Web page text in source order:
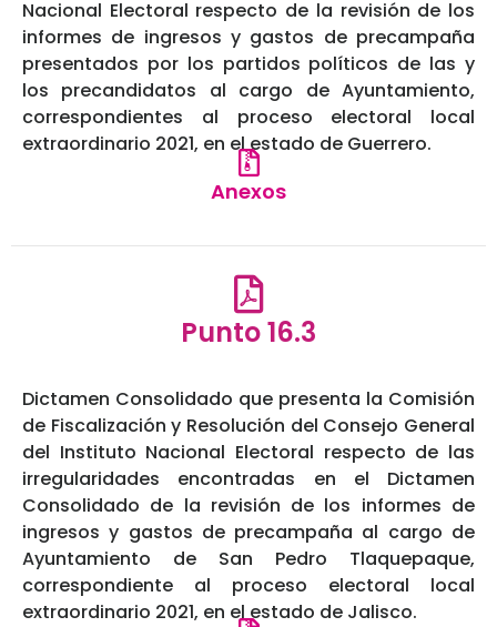
Nacional Electoral respecto de la revisión de los
informes de ingresos y gastos de precampaña
presentados por los partidos políticos de las y
los precandidatos al cargo de Ayuntamiento,
correspondientes al proceso electoral local
extraordinario 2021, en el estado de Guerrero.
Anexos
Punto 16.3
Dictamen Consolidado que presenta la Comisión
de Fiscalización y Resolución del Consejo General
del Instituto Nacional Electoral respecto de las
irregularidades encontradas en el Dictamen
Consolidado de la revisión de los informes de
ingresos y gastos de precampaña al cargo de
Ayuntamiento de San Pedro Tlaquepaque,
correspondiente al proceso electoral local
extraordinario 2021, en el estado de Jalisco.